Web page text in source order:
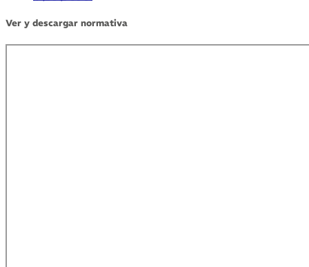
Ver y descargar normativa